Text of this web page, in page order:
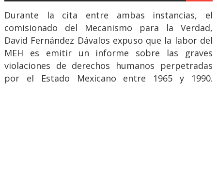
Durante la cita entre ambas instancias, el
comisionado del Mecanismo para la Verdad,
David Fernández Dávalos expuso que la labor del
MEH es emitir un informe sobre las graves
violaciones de derechos humanos perpetradas
por el Estado Mexicano entre 1965 y 1990.